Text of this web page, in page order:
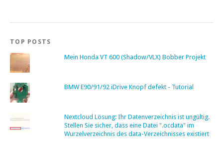
TOP POSTS
Mein Honda VT 600 (Shadow/VLX) Bobber Projekt
BMW E90/91/92 iDrive Knopf defekt - Tutorial
Nextcloud Lösung: Ihr Datenverzeichnis ist ungültig.
Stellen Sie sicher, dass eine Datei ".ocdata" im
Wurzelverzeichnis des data-Verzeichnisses existiert